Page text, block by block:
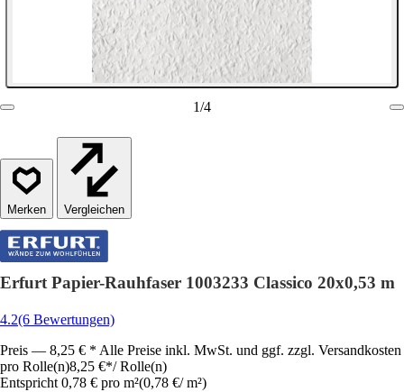
1/4
Vergleichen
Erfurt Papier-Rauhfaser 1003233 Classico 20x0,53 m
4.2(6 Bewertungen)
Preis — 8,25 € * Alle Preise inkl. MwSt. und ggf. zzgl. Versandkosten
pro Rolle(n)8,25 €*/ Rolle(n)
Entspricht 0,78 € pro m²(0,78 €/ m²)